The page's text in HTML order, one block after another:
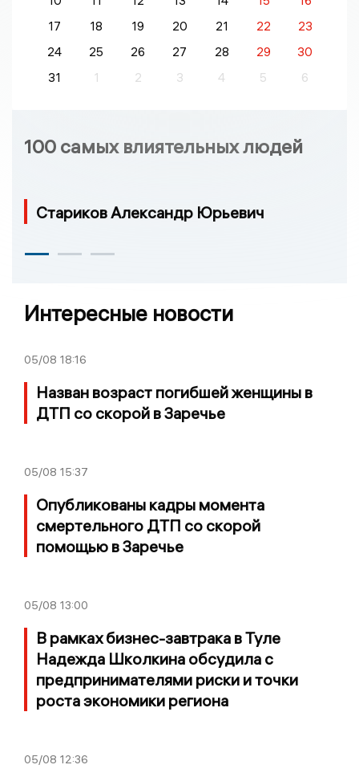
17
18 19 20 21 22
23
24
25 26 27 28 29
30
31
1 2 3 4 5 6
100 самых влиятельных людей
Стариков Александр Юрьевич
Интересные новости
05/08 18:16
Назван возраст погибшей женщины в
ДТП со скорой в Заречье
05/08 15:37
Опубликованы кадры момента
смертельного ДТП со скорой
помощью в Заречье
05/08 13:00
В рамках бизнес-завтрака в Туле
Надежда Школкина обсудила с
предпринимателями риски и точки
роста экономики региона
05/08 12:36